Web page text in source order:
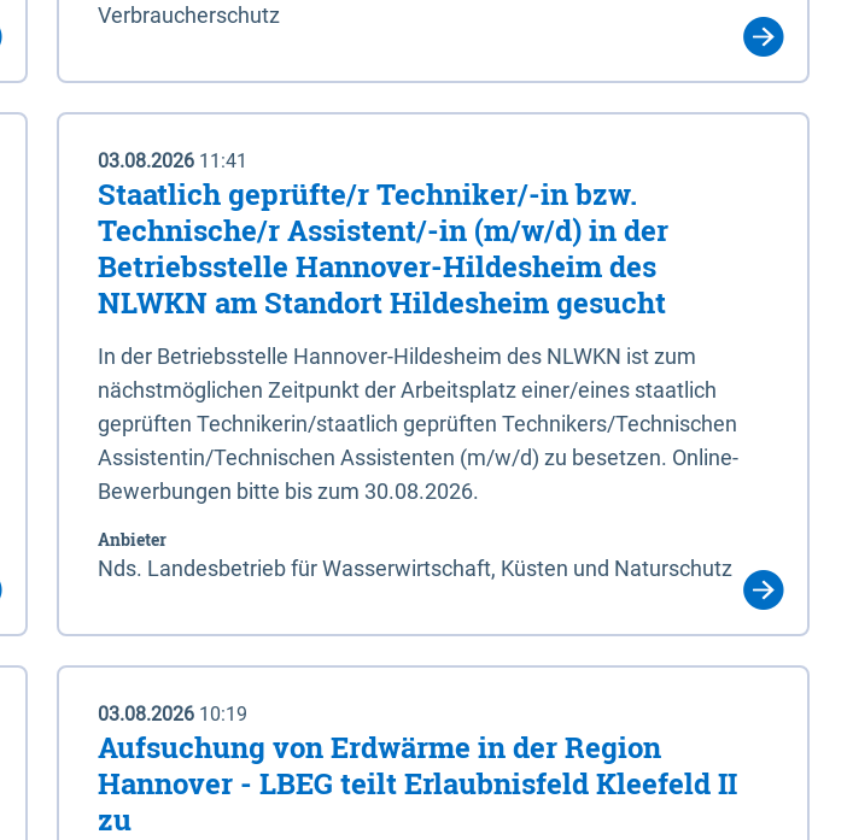
Verbraucherschutz
03.08.2026 11:41
Staatlich geprüfte/r Techniker/-in bzw.
Technische/r Assistent/-in (m/w/d) in der
Betriebsstelle Hannover-Hildesheim des
NLWKN am Standort Hildesheim gesucht
In der Betriebsstelle Hannover-Hildesheim des NLWKN ist zum
nächstmöglichen Zeitpunkt der Arbeitsplatz einer/eines staatlich
geprüften Technikerin/staatlich geprüften Technikers/Technischen
Assistentin/Technischen Assistenten (m/w/d) zu besetzen. Online-
Bewerbungen bitte bis zum 30.08.2026.
Anbieter
Nds. Landesbetrieb für Wasserwirtschaft, Küsten und Naturschutz
03.08.2026 10:19
Aufsuchung von Erdwärme in der Region
Hannover - LBEG teilt Erlaubnisfeld Kleefeld II
zu